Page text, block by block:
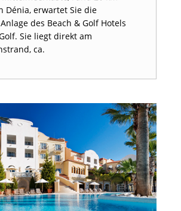
Dénia, erwartet Sie die
des Beach & Golf Hotels
Sie liegt direkt am
ca.